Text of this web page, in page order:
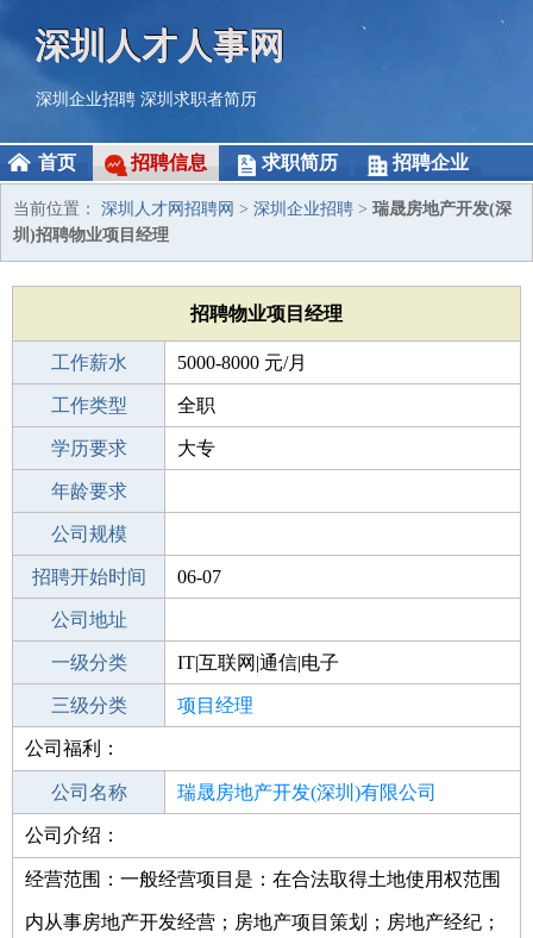
深圳人才人事网
深圳企业招聘 深圳求职者简历
首页 招聘信息 求职简历 招聘企业
当前位置： 深圳人才网招聘网 > 深圳企业招聘 > 瑞晟房地产开发(深
圳)招聘物业项目经理
招聘物业项目经理
工作薪水 5000-8000 元/月
招聘人数 1人
工作类型 全职
性别要求 -
学历要求 大专
工作经验
年龄要求
工作地点
公司规模
公司电话
招聘开始时间 06-07
招聘结束时间
公司地址
一级分类 IT|互联网|通信|电子
二级分类 技术开发
三级分类 项目经理
其他行业
公司福利：
公司名称 瑞晟房地产开发(深圳)有限公司
公司类型
公司介绍：
经营范围：一般经营项目是：在合法取得土地使用权范围
内从事房地产开发经营；房地产项目策划；房地产经纪；